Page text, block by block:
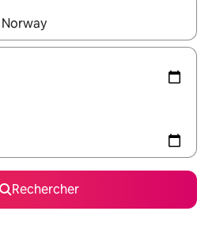
utilisez les flèches vers le
Rechercher